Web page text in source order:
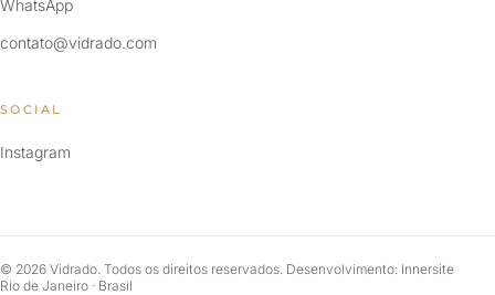
WhatsApp
contato@vidrado.com
SOCIAL
Instagram
© 2026 Vidrado. Todos os direitos reservados. Desenvolvimento: Innersite
Rio de Janeiro · Brasil